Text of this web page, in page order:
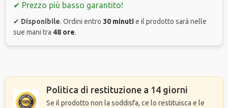
✔ Prezzo più basso garantito!
✔ Disponibile. Ordini entro 30 minutie il prodotto sarà nelle
sue mani tra 48 ore.
Politica di restituzione a 14 giorni
Se il prodotto non la soddisfa, ce lo restituisca e le